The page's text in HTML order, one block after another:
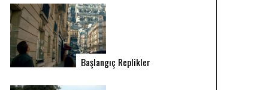
Başlangıç Replikler